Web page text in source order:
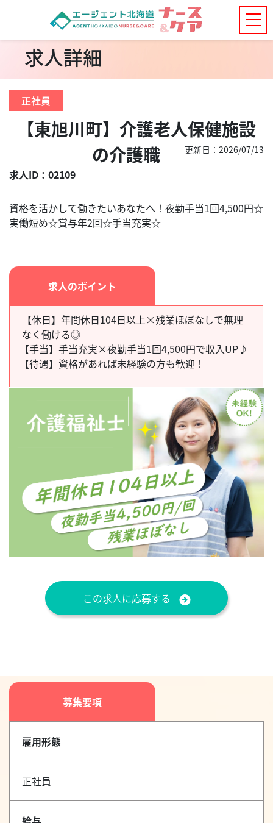
求人詳細
正社員
【東旭川町】介護老人保健施設
の介護職
求人ID：02109
更新日：2026/07/13
資格を活かして働きたいあなたへ！夜勤手当1回4,500円☆
実働短め☆賞与年2回☆手当充実☆
求人のポイント
【休日】年間休日104日以上×残業ほぼなしで無理
なく働ける◎
【手当】 手当充実×夜勤手当1回4,500円で収入UP♪
【待遇】 資格があれば未経験の方も歓迎！
この求人に応募する
募集要項
雇用形態
正社員